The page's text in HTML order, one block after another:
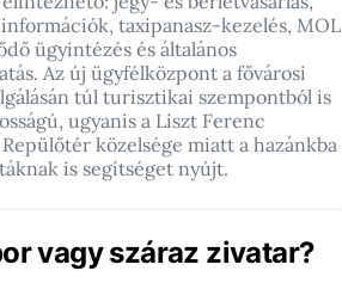
taxipanasz-kezelés, MOL
ügyintézés és általános
Az új ügyfélközpont a fővárosi
túl turisztikai szempontból is
ugyanis a Liszt Ferenc
közelsége miatt a hazánkba
is segítséget nyújt.
vagy száraz zivatar?